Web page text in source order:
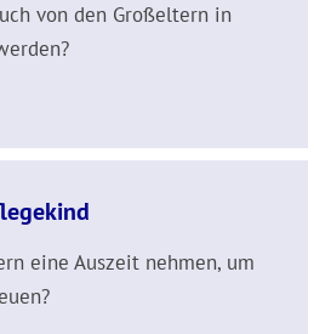
von den Großeltern in
eine Auszeit nehmen, um